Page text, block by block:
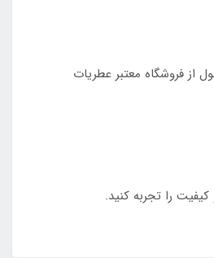
از فروشگاه معتبر عطریات
را تجربه کنید.